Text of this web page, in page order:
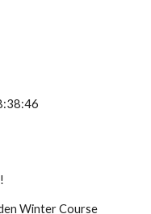
Winter Course